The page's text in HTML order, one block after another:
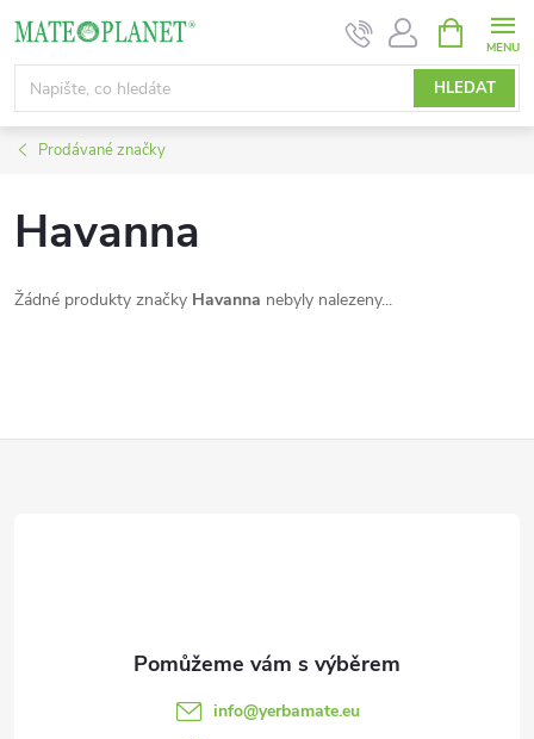
na
obsah
HLEDAT
NÁKUPNÍ
KOŠÍK
Prodávané značky
Havanna
Žádné produkty značky Havanna nebyly nalezeny...
info@yerbamate.eu